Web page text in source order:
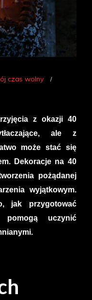
czas wolny
z okazji 40
ale z
może stać się
Dekoracje na 40
pożądanej
wyjątkowym.
jak przygotować
pomogą uczynić